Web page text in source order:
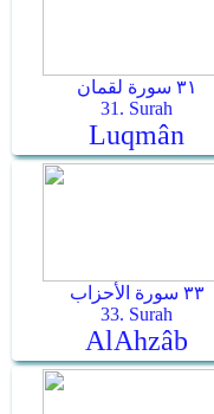
٣١ سورة لقمان
31. Surah
Luqmân
٣٣ سورة الأحزاب
33. Surah
Al­Ahzâb